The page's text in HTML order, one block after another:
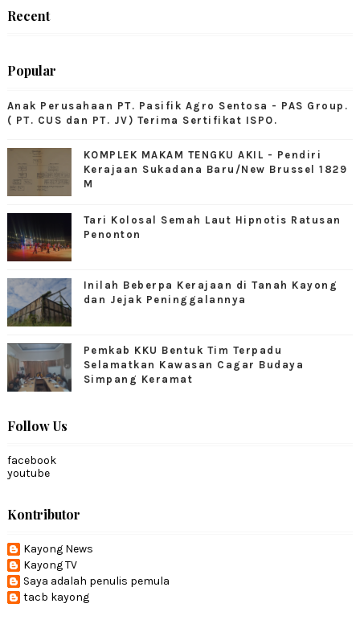
Recent
Popular
Anak Perusahaan PT. Pasifik Agro Sentosa - PAS Group.
( PT. CUS dan PT. JV) Terima Sertifikat ISPO.
KOMPLEK MAKAM TENGKU AKIL - Pendiri
Kerajaan Sukadana Baru/New Brussel 1829
M
Tari Kolosal Semah Laut Hipnotis Ratusan
Penonton
Inilah Beberpa Kerajaan di Tanah Kayong
dan Jejak Peninggalannya
Pemkab KKU Bentuk Tim Terpadu
Selamatkan Kawasan Cagar Budaya
Simpang Keramat
Follow Us
facebook
youtube
Kontributor
Kayong News
Kayong TV
Saya adalah penulis pemula
tacb kayong